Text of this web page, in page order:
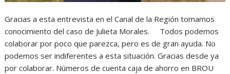
Gracias a esta entrevista en el Canal de la Región tomamos
conocimiento del caso de Julieta Morales. Todos podemos
colaborar por poco que parezca, pero es de gran ayuda. No
podemos ser indiferentes a esta situación. Gracias desde ya
por colaborar. Números de cuenta caja de ahorro en BROU